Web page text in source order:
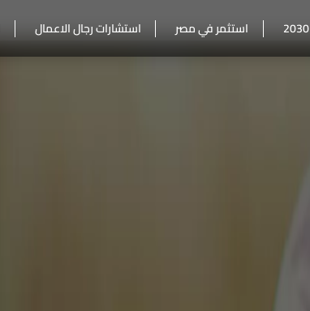
استثمر في مصر استشارات رجال الاعمال